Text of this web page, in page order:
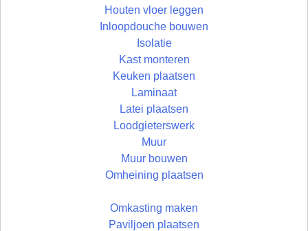
Houten vloer leggen
Inloopdouche bouwen
Isolatie
Kast monteren
Keuken plaatsen
Laminaat
Latei plaatsen
Loodgieterswerk
Muur
Muur bouwen
Omheining plaatsen
Omkasting maken
Paviljoen plaatsen